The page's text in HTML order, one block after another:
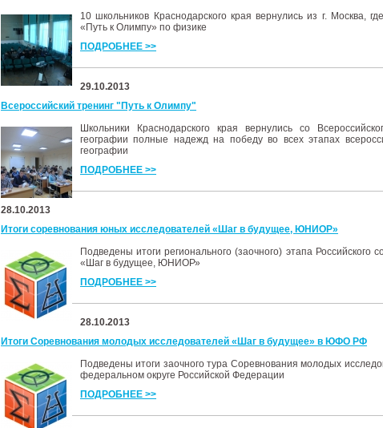
10 школьников Краснодарского края вернулись из г. Москва,
«Путь к Олимпу» по физике
ПОДРОБНЕЕ >>
29.10.2013
Всероссийский тренинг "Путь к Олимпу"
Школьники Краснодарского края вернулись со
географии полные надежд на победу во всех этапах
географии
ПОДРОБНЕЕ >>
28.10.2013
Итоги соревнования юных исследователей «Шаг в будущее, ЮНИОР»
Подведены итоги регионального (заочного) этапа Российского
«Шаг в будущее, ЮНИОР»
ПОДРОБНЕЕ >>
28.10.2013
Итоги Соревнования молодых исследователей «Шаг в будущее» в ЮФО РФ
Подведены итоги заочного тура Соревнования молодых
федеральном округе Российской Федерации
ПОДРОБНЕЕ >>